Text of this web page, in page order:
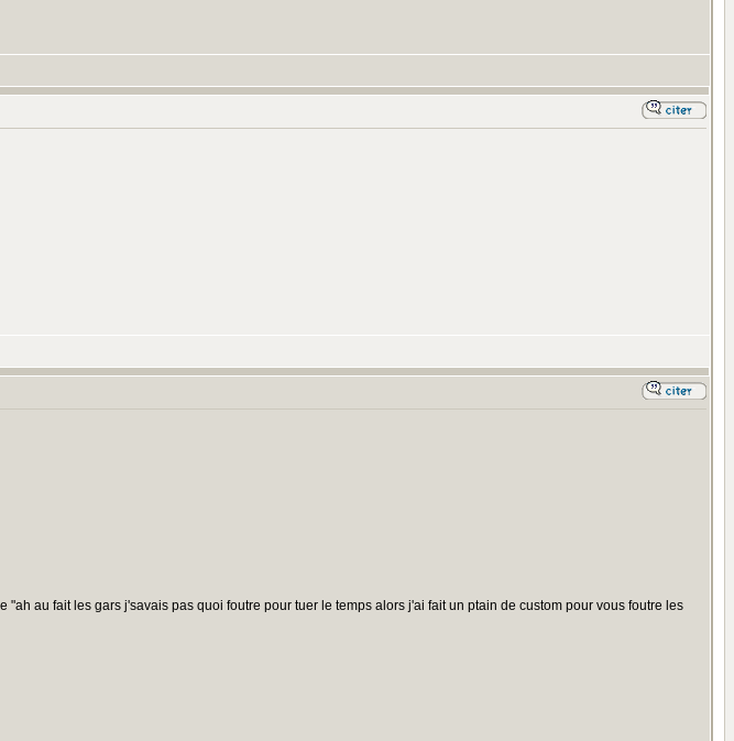
au fait les gars j'savais pas quoi foutre pour tuer le temps alors j'ai fait un ptain de custom pour vous foutre les